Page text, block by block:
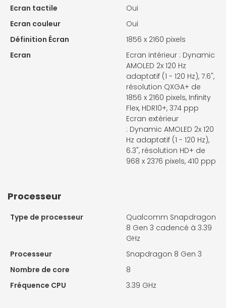
Ecran tactile
Oui
Ecran couleur
Oui
Définition Écran
1856 x 2160 pixels
Ecran
Ecran intérieur : Dynamic
AMOLED 2x 120 Hz
adaptatif (1 - 120 Hz), 7.6",
résolution QXGA+ de
1856 x 2160 pixels, Infinity
Flex, HDR10+, 374 ppp
Ecran extérieur
: Dynamic AMOLED 2x 120
Hz adaptatif (1 - 120 Hz),
6.3", résolution HD+ de
968 x 2376 pixels, 410 ppp
Processeur
Type de processeur
Qualcomm Snapdragon
8 Gen 3 cadencé à 3.39
GHz
Processeur
Snapdragon 8 Gen 3
Nombre de core
8
Fréquence CPU
3.39 GHz